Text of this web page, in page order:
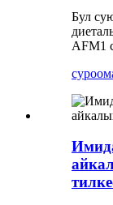
Бул
AFM1
суроо